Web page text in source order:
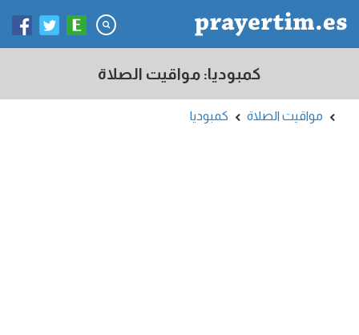
كمبوديا: مواقيت الصلاة
مواقيت الصلاة كمبوديا